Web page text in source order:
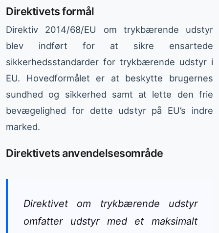
Direktivets formål
Direktiv 2014/68/EU om trykbærende udstyr
blev indført for at sikre ensartede
sikkerhedsstandarder for trykbærende udstyr i
EU. Hovedformålet er at beskytte brugernes
sundhed og sikkerhed samt at lette den frie
bevægelighed for dette udstyr på EU’s indre
marked.
Direktivets anvendelsesområde
Direktivet om trykbærende udstyr
omfatter udstyr med et maksimalt